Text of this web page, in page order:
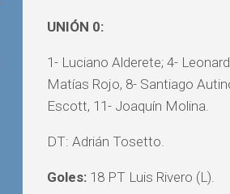
UNIÓN 0:
1- Luciano Alderete; 4-
Matías Rojo, 8- Santiago
Escott, 11- Joaquín Molina.
DT: Adrián Tosetto.
Goles: 18 PT Luis Rivero (L).